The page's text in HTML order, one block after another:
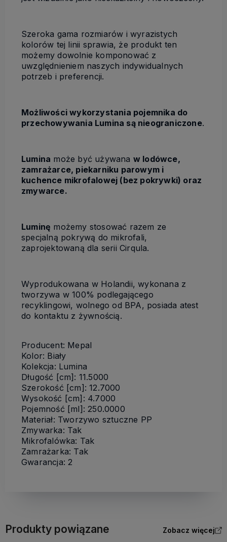
Szeroka gama rozmiarów i wyrazistych
kolorów tej linii sprawia, że produkt ten
możemy dowolnie komponować z
uwzględnieniem naszych indywidualnych
potrzeb i preferencji.
Możliwości wykorzystania pojemnika do
przechowywania Lumina są nieograniczone.
Lumina może być używana w lodówce,
zamrażarce, piekarniku parowym i
kuchence mikrofalowej (bez pokrywki) oraz
zmywarce.
Luminę możemy stosować razem ze
specjalną pokrywą do mikrofali,
zaprojektowaną dla serii Cirqula.
Wyprodukowana w Holandii, wykonana z
tworzywa w 100% podlegającego
recyklingowi, wolnego od BPA, posiada atest
do kontaktu z żywnością.
Producent: Mepal
Kolor: Biały
Kolekcja: Lumina
Długość [cm]: 11.5000
Szerokość [cm]: 12.7000
Wysokość [cm]: 4.7000
Pojemność [ml]: 250.0000
Materiał: Tworzywo sztuczne PP
Zmywarka: Tak
Mikrofalówka: Tak
Zamrażarka: Tak
Gwarancja: 2
Produkty powiązane Zobacz więcej